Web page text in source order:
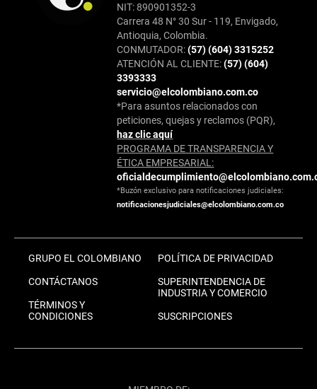
NIT: 890901352-3
Carrera 48 N° 30 Sur - 119, Envigado,
Antioquia, Colombia.
CONMUTADOR:(57) (604) 3315252
ATENCIÓN AL CLIENTE:(57) (604)
3393333
servicio@elcolombiano.com.co
*Para asuntos relacionados con
peticiones, quejas y reclamos (PQR),
haz clic aquí
PROGRAMA DE TRANSPARENCIA Y
ÉTICA EMPRESARIAL:
*Buzón exclusivo para notificaciones judiciales:
notificacionesjudiciales@elcolombiano.com.co
GRUPO EL COLOMBIANO
CONTÁCTANOS
TÉRMINOS Y
CONDICIONES
POLÍTICA DE PRIVACIDAD
SUPERINTENDENCIA DE
INDUSTRIA Y COMERCIO
SUSCRIPCIONES